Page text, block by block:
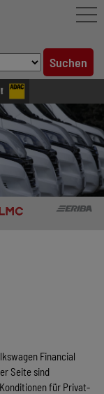
Financial
Seite sind
für Privat-